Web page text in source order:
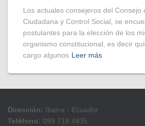
Los actuales consejeros del Consejo
Ciudadana y Control Social, se
postulantes para la elección de los
organismo constitucional, es decir
cargo algunos Leer más
Dirección: Ibarra - Ecuador
Teléfono: 099 718 4835